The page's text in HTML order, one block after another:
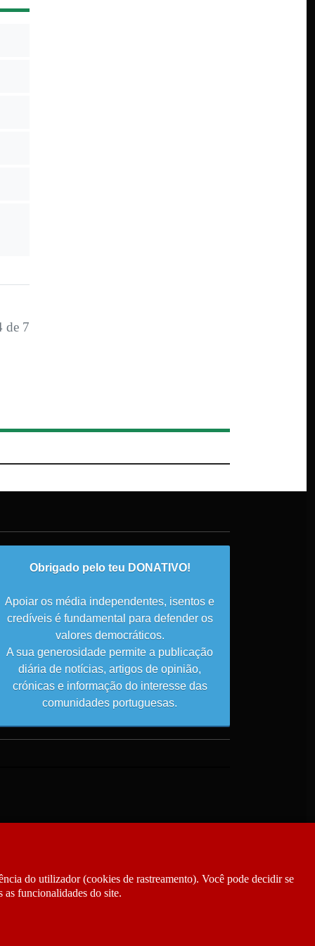
de 7
Obrigado pelo teu DONATIVO!
Apoiar os média independentes, isentos e
credíveis é fundamental para defender os
valores democráticos.
A sua generosidade permite a publicação
diária de notícias, artigos de opinião,
crónicas e informação do interesse das
comunidades portuguesas.
do utilizador (cookies de rastreamento). Você pode decidir se
as funcionalidades do site.